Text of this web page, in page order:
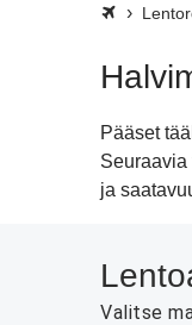
Pääset
ja
Valitse